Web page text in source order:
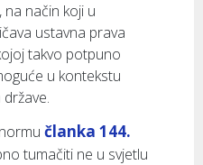
način koji u
ustavna prava
takvo potpuno
u kontekstu
članka 144.
tumačiti ne u svjetlu